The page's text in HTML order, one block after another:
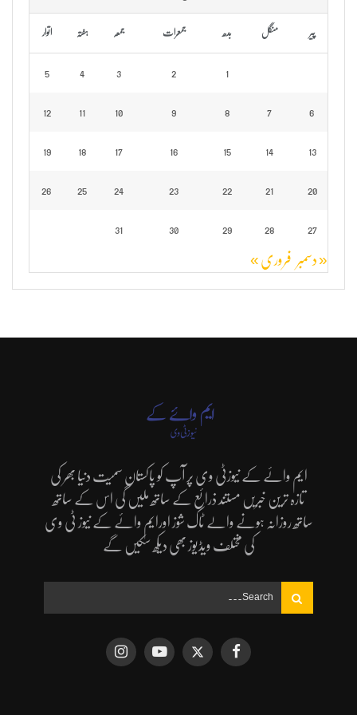
پیر منگل بدھ جمعرات جمعہ ہفتہ اتوار
1
2
3
4
5
6
7
8
9
10
11
12
13
14
15
16
17
18
19
20
21
22
23
24
25
26
27
28
29
30
31
« دسمبر فروری »
ایم وائے کے نیوزٹی وی پر آپ کو پاکستان سمیت دنیا بھر کی
تازہ ترین خبریں مستند ذرائع کے ساتھ ملیں گی اس کے ساتھ
ساتھ روزانہ ہونے والے ٹاک شوز اورایم وائے کے نیوز ٹی وی
کی مختلف ویڈیوز بھی دیکھ سکیں گے